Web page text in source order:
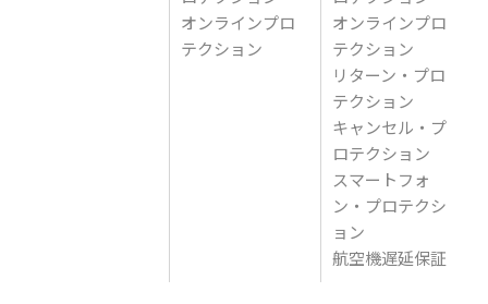
オンラインプロ
テクション
オンラインプロ
テクション
リターン・プロ
テクション
キャンセル・プ
ロテクション
スマートフォ
ン・プロテクシ
ョン
航空機遅延保証